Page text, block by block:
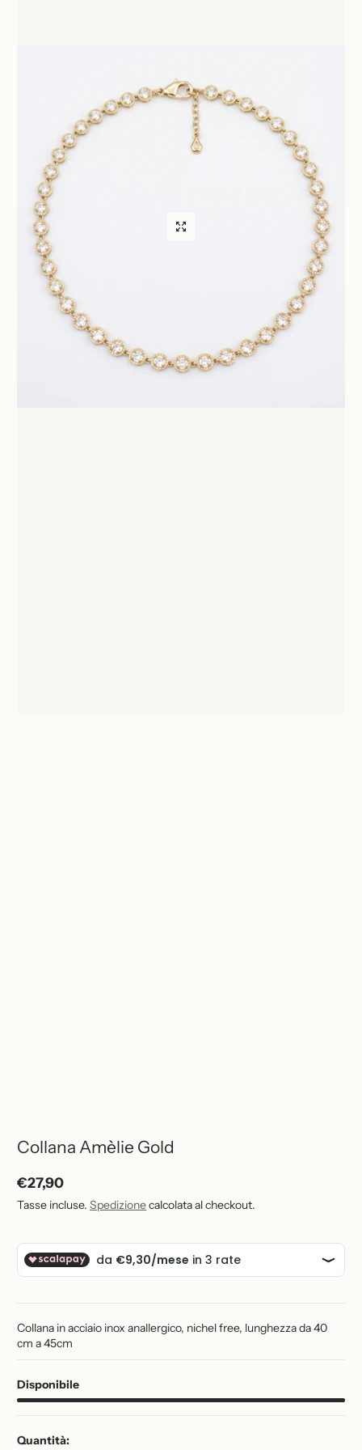
1/1
Collana Amèlie Gold
Prezzo
normale
€27,90
Tasse incluse. Spedizionecalcolata al checkout.
Collana in acciaio inox anallergico, nichel free, lunghezza da 40
cm a 45cm
Disponibile
Quantità: